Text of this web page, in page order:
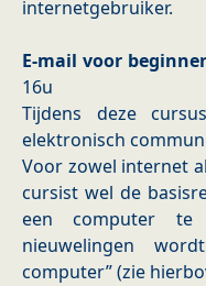
internetgebruiker.
E-mail voor
16u
Tijdens deze
elektronisch
Voor zowel internet
cursist wel de
een computer te
nieuwelingen
computer” (zie